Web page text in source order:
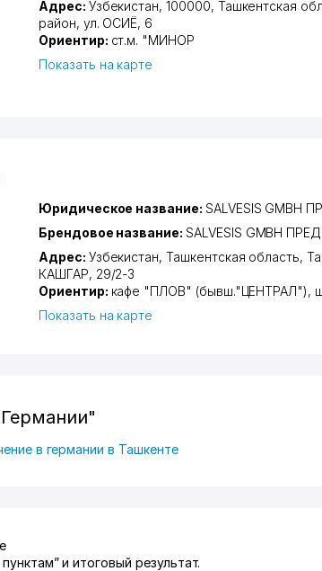
Адрес: Узбекистан, 100000, Ташкентская
район, ул. ОСИЁ, 6
Ориентир: ст.м. "МИНОР
Показать на карте
Юридическое название: SALVESIS GMBH
Брендовое название: SALVESIS GMBH
Адрес: Узбекистан,Ташкентская область,
КАШГАР, 29/2-3
Ориентир: кафе "ПЛОВ" (бывш."ЦЕНТРАЛ"),
Показать на карте
в германии в Ташкенте
и итоговый результат.